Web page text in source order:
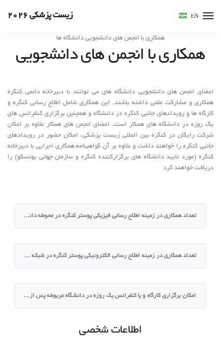
زیست پزشکی 2026 EN
همکاری با انجمن های دانشجویی دانشگاه ها
همکاری با انجمن های دانشجویی
اعضای انجمن های دانشجویی دانشگاه های می توانند با دبیرخانه دائمی کنگره
همکاری و مشارکت علمی داشته باشند. این همکاری شامل اطلاع رسانی کنگره و
کارگاه ها و رویدادهای جانبی کنگره در دانشگاه و همچنین برگزاری کنفرانس های
یک روزه در دانشگاه های همکار است. اعضای انجمن های همکار علاوه بر امکان
شرکت رایگان در کنگره بین المللی زیست پزشکی، امکان حضور در رویدادهای
جانبی کنگره را خواهند داشت و علاوه بر آن گواهینامه همکاری اجرایی با دبیرخانه
کنگره (مورد تایید دانشگاه های برگزارکننده کنگره و سازمان جهانی یونسکو) را
دریافت خواهند کرد
تعداد همکاری در زمینه اطلاع رسانی فیزیکی پوستر کنگره در محوطه دانشگاه 3 نوبت تا روز برگزاری کنگره است
تعداد همکاری در زمینه اطلاع رسانی الکترونیکی پوستر کنگره در شبکه های اجتماعی انجمن دانشگاه 50 نوبت تا روز برگزاری کنگره است
امکان برگزاری کارگاه و یا کنفرانس یک روزه در دانشگاه مربوطه پس از ارسال درخواست رسمی آن به دبیرخانه کنگره و بررسی آن میسر است
اطلاعات شخصی